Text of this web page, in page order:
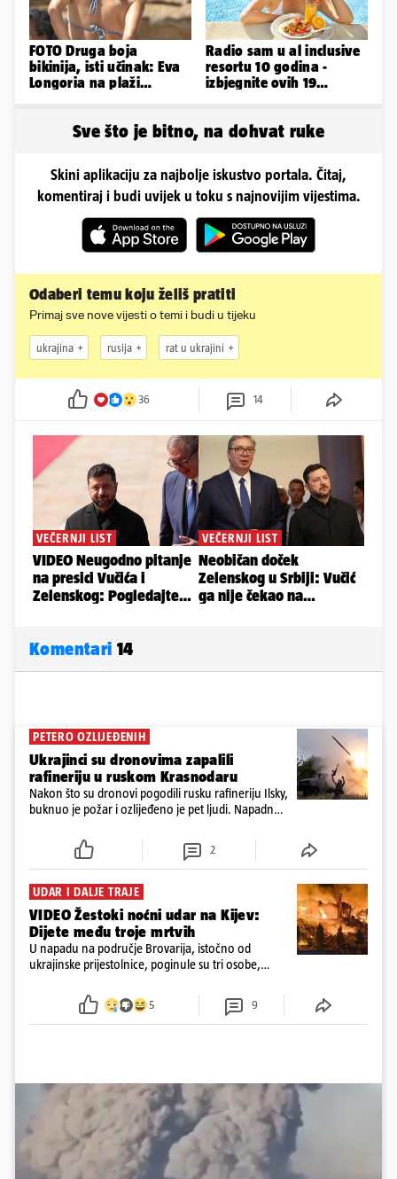
FOTO Druga boja
bikinija, isti učinak: Eva
Longoria na plaži
Radio sam u al inclusive
resortu 10 godina -
izbjegnite ovih 19
Sve što je bitno, na dohvat ruke
Skini aplikaciju za najbolje iskustvo portala. Čitaj,
komentiraj i budi uvijek u toku s najnovijim vijestima.
Odaberi temu koju želiš pratiti
Primaj sve nove vijesti o temi i budi u tijeku
ukrajina rusija rat u ukrajini
36 14
Komentari 14
PETERO OZLIJEĐENIH
Ukrajinci su dronovima zapalili
rafineriju u ruskom Krasnodaru
Nakon što su dronovi pogodili rusku rafineriju Ilsky,
buknuo je požar i ozlijeđeno je pet ljudi. Napadnut
srušila 397 dronova
2
UDAR I DALJE TRAJE
VIDEO Žestoki noćni udar na Kijev:
Dijete među troje mrtvih
U napadu na područje Brovarija, istočno od
ukrajinske prijestolnice, poginule su tri osobe,
5 9